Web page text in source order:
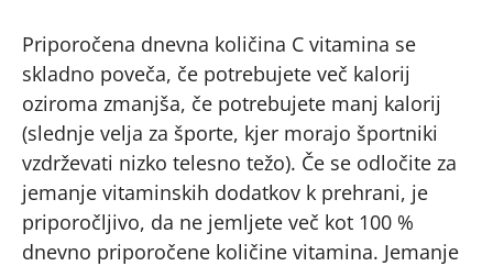
Priporočena dnevna količina C vitamina se
skladno poveča, če potrebujete več kalorij
oziroma zmanjša, če potrebujete manj kalorij
(slednje velja za športe, kjer morajo športniki
vzdrževati nizko telesno težo). Če se odločite za
jemanje vitaminskih dodatkov k prehrani, je
priporočljivo, da ne jemljete več kot 100 %
dnevno priporočene količine vitamina. Jemanje